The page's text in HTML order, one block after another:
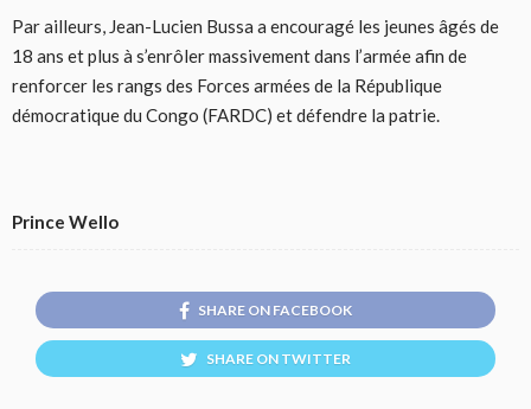
Par ailleurs, Jean-Lucien Bussa a encouragé les jeunes âgés de
18 ans et plus à s’enrôler massivement dans l’armée afin de
renforcer les rangs des Forces armées de la République
démocratique du Congo (FARDC) et défendre la patrie.
Prince Wello
SHARE ON FACEBOOK
SHARE ON TWITTER